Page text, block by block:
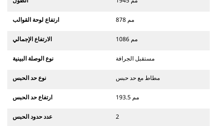
ارتفاع لوحة القوالب 878 مم
الارتفاع الإجمالي 1086 مم
نوع الوصلة البينية مستقبل الجرافة
نوع حد الحبس مطاط مع حد حبس
ارتفاع حد الحبس 193.5 مم
عدد حدود الحبس 2